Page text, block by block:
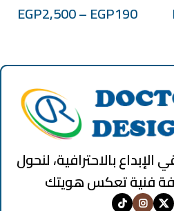
EGP190
–
EGP2,500
الإبداع بالاحترافية، لنحول
فنية تعكس هويتك